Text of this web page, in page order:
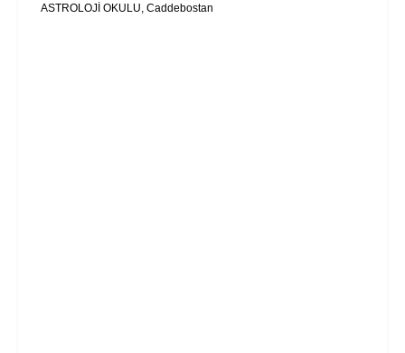
ASTROLOJİ OKULU, Caddebostan